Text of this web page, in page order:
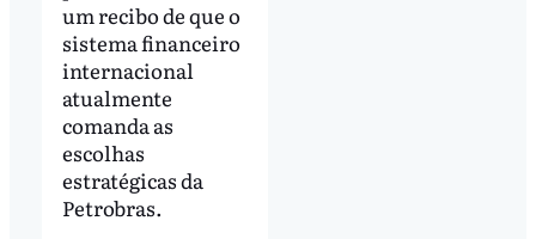
um recibo de que o
sistema financeiro
internacional
atualmente
comanda as
escolhas
estratégicas da
Petrobras.